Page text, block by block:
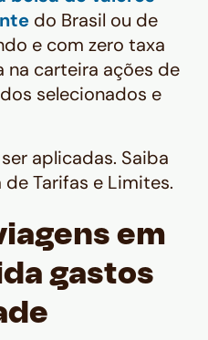
do Brasil ou de
e com zero taxa
na carteira ações de
selecionados e
aplicadas. Saiba
Tarifas e Limites.
em
gastos